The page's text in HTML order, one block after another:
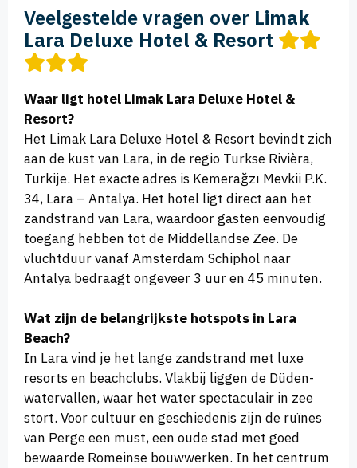
Veelgestelde vragen over Limak
Lara Deluxe Hotel & Resort
Waar ligt hotel Limak Lara Deluxe Hotel &
Resort?
Het Limak Lara Deluxe Hotel & Resort bevindt zich
aan de kust van Lara, in de regio Turkse Rivièra,
Turkije. Het exacte adres is Kemerağzı Mevkii P.K.
34, Lara – Antalya. Het hotel ligt direct aan het
zandstrand van Lara, waardoor gasten eenvoudig
toegang hebben tot de Middellandse Zee. De
vluchtduur vanaf Amsterdam Schiphol naar
Antalya bedraagt ongeveer 3 uur en 45 minuten.
Wat zijn de belangrijkste hotspots in Lara
Beach?
In Lara vind je het lange zandstrand met luxe
resorts en beachclubs. Vlakbij liggen de Düden-
watervallen, waar het water spectaculair in zee
stort. Voor cultuur en geschiedenis zijn de ruïnes
van Perge een must, een oude stad met goed
bewaarde Romeinse bouwwerken. In het centrum